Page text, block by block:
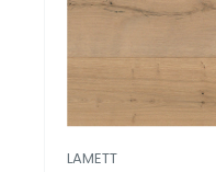
LAMETT